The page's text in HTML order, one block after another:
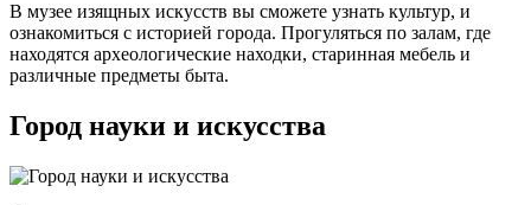
В музее изящных искусств вы сможете узнать культур, и
ознакомиться с историей города. Прогуляться по залам, где
находятся археологические находки, старинная мебель и
различные предметы быта.
Город науки и искусства